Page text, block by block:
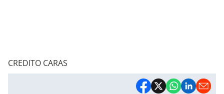
CREDITO CARAS